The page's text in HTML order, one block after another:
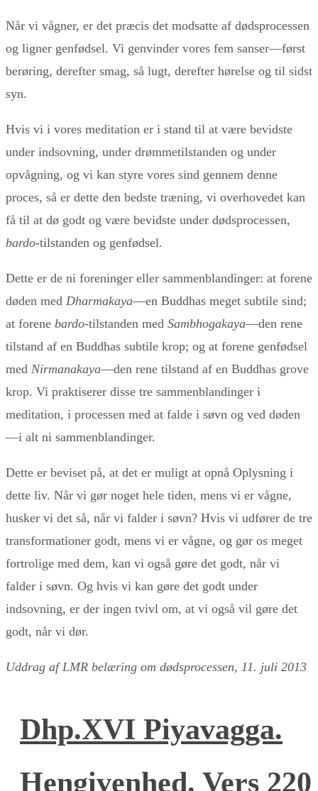
Når vi vågner, er det præcis det modsatte af dødsprocessen
og ligner genfødsel. Vi genvinder vores fem sanser—først
berøring, derefter smag, så lugt, derefter hørelse og til sidst
syn.
Hvis vi i vores meditation er i stand til at være bevidste
under indsovning, under drømmetilstanden og under
opvågning, og vi kan styre vores sind gennem denne
proces, så er dette den bedste træning, vi overhovedet kan
få til at dø godt og være bevidste under dødsprocessen,
bardo-tilstanden og genfødsel.
Dette er de ni foreninger eller sammenblandinger: at forene
døden med Dharmakaya—en Buddhas meget subtile sind;
at forene bardo-tilstanden med Sambhogakaya—den rene
tilstand af en Buddhas subtile krop; og at forene genfødsel
med Nirmanakaya—den rene tilstand af en Buddhas grove
krop. Vi praktiserer disse tre sammenblandinger i
meditation, i processen med at falde i søvn og ved døden
—i alt ni sammenblandinger.
Dette er beviset på, at det er muligt at opnå Oplysning i
dette liv. Når vi gør noget hele tiden, mens vi er vågne,
husker vi det så, når vi falder i søvn? Hvis vi udfører de tre
transformationer godt, mens vi er vågne, og gør os meget
fortrolige med dem, kan vi også gøre det godt, når vi
falder i søvn. Og hvis vi kan gøre det godt under
indsovning, er der ingen tvivl om, at vi også vil gøre det
godt, når vi dør.
Uddrag af LMR belæring om dødsprocessen, 11. juli 2013
Dhp.XVI Piyavagga.
Hengivenhed. Vers 220